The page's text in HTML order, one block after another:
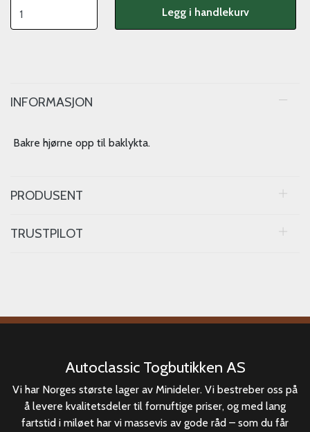
Legg i handlekurv
INFORMASJON
Bakre hjørne opp til baklykta.
PRODUSENT
TRUSTPILOT
Autoclassic Togbutikken AS
Vi har Norges største lager av Minideler. Vi bestreber oss på
å levere kvalitetsdeler til fornuftige priser, og med lang
fartstid i miløet har vi massevis av gode råd – som du får